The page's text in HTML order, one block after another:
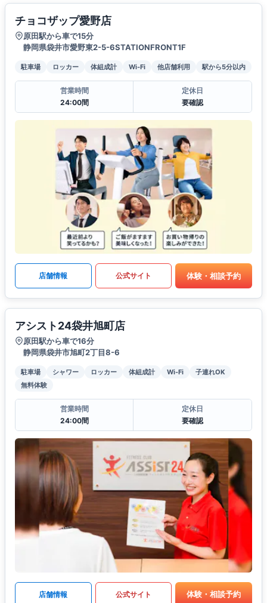
チョコザップ愛野店
原田駅から車で15分
静岡県袋井市愛野東2-5-6STATIONFRONT1F
駐車場 ロッカー 体組成計 Wi-Fi 他店舗利用 駅から5分以内
営業時間
24:00間
定休日
要確認
店舗情報 公式サイト 体験・相談予約
アシスト24袋井旭町店
原田駅から車で16分
静岡県袋井市旭町2丁目8-6
駐車場 シャワー ロッカー 体組成計 Wi-Fi
子連れOK
無料体験
営業時間
24:00間
定休日
要確認
店舗情報 公式サイト 体験・相談予約